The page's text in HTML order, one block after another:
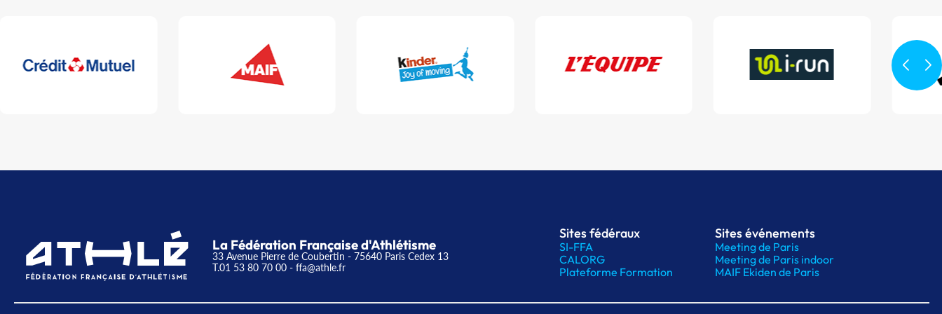
La Fédération Française d'Athlétisme
33 Avenue Pierre de Coubertin - 75640 Paris Cedex 13
T.01 53 80 70 00 - ffa@athle.fr
Sites fédéraux
SI-FFA
CALORG
Plateforme Formation
Sites événements
Meeting de Paris
Meeting de Paris indoor
MAIF Ekiden de Paris